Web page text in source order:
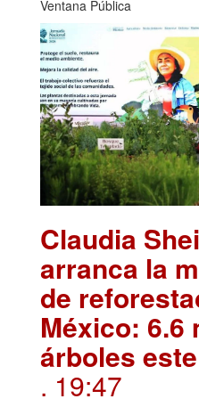
Ventana Pública
Claudia
arranca la
de
México: 6.6
árboles
. 19:47